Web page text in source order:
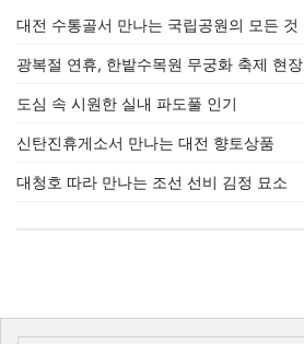
대전 수통골서 만나는 국립공원의 모든 것
광복절 연휴, 한밭수목원 무궁화 축제 현장
도심 속 시원한 실내 파도풀 인기
신탄진휴게소서 만나는 대전 향토상품
대청호 따라 만나는 조선 선비 김정 묘소